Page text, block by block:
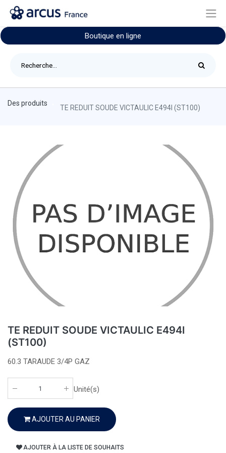
Boutique en ligne
Des produits
TE REDUIT SOUDE VICTAULIC E494I (ST100)
TE REDUIT SOUDE VICTAULIC E494I
(ST100)
60.3 TARAUDE 3/4P GAZ
Unité(s)
AJOUTER AU PANIER
AJOUTER À LA LISTE DE SOUHAITS